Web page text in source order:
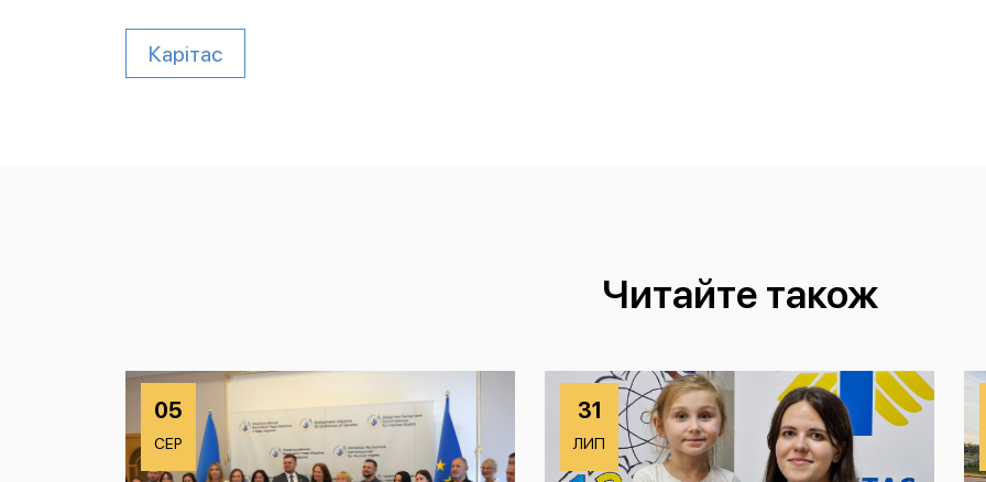
Карітас
Читайте також
05
СЕР
31
ЛИП